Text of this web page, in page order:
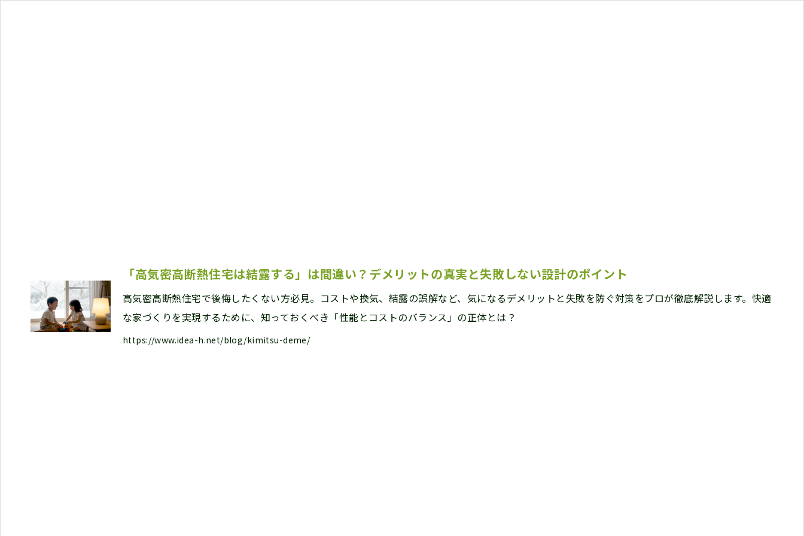
「高気密高断熱住宅は結露する」は間違い？デメリットの真実と失敗しない設計のポイント
高気密高断熱住宅で後悔したくない方必見。コストや換気、結露の誤解など、気になるデメリットと失敗を防ぐ対策をプロが徹底解説します。快適
な家づくりを実現するために、知っておくべき「性能とコストのバランス」の正体とは？
https://www.idea-h.net/blog/kimitsu-deme/